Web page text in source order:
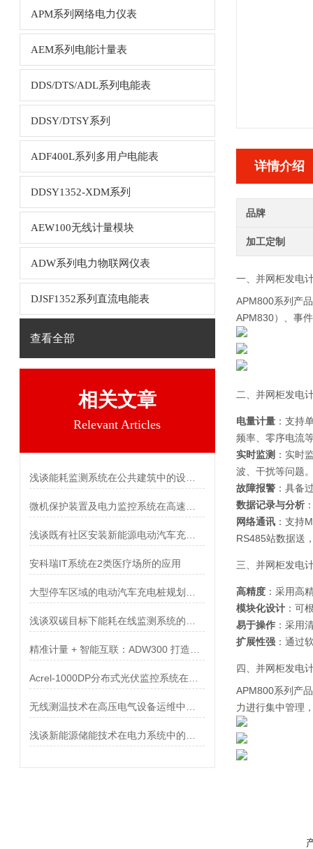
APM系列网络电力仪表
AEM系列电能计量表
DDS/DTS/ADL系列电能表
DDSY/DTSY系列
ADF400L系列多用户电能表
DDSY1352-XDM系列
AEW100无线计量模块
ADW系列电力物联网仪表
DJSF1352系列直流电能表
查看全部
相关文章
Relevant Articles
安科瑞IT系统在2类医疗场所的应用
详情介绍
品牌
加工定制
一、 并网柜发电
APM800系列产
APM830）、事
二、 并网柜发电
电量计量：支持
频率、零序电流
实时监测 ：实时
波、干扰等问题
故障报警：具备
数据记录与分析
网络通讯：支持
RS485站数据送
三、 并网柜发电
高精度：采用高
模块化设计：可
易于操作：采用
扩展性强：通过
四、 并网柜发电
APM800系列产
力进行集中管理